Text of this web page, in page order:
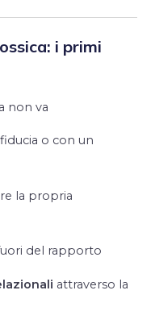
i primi
non va
o con un
la propria
del rapporto
attraverso la